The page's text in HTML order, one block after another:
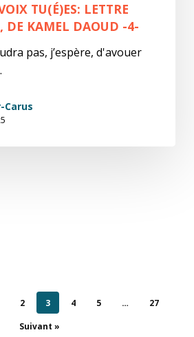
TU(É)ES: LETTRE
DE KAMEL DAOUD -4-
pas, j’espère, d'avouer
Carus
2 3 4 5 …
27
Suivant »